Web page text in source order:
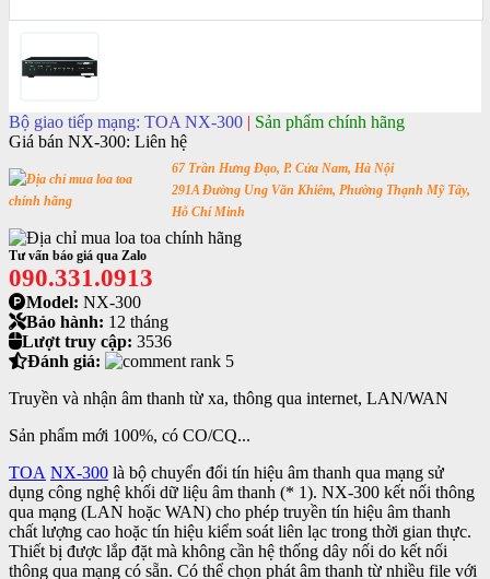
Bộ giao tiếp mạng: TOA NX-300 | Sản phẩm chính hãng
Giá bán NX-300: Liên hệ
67 Trần Hưng Đạo, P. Cửa Nam, Hà Nội
291A Đường Ung Văn Khiêm, Phường Thạnh Mỹ Tây,
Hỗ Chí Minh
Tư vấn báo giá qua Zalo
090.331.0913
Model: NX-300
Bảo hành: 12 tháng
Lượt truy cập: 3536
Đánh giá:
Truyền và nhận âm thanh từ xa, thông qua internet, LAN/WAN
Sản phẩm mới 100%, có CO/CQ...
TOA NX-300 là bộ chuyển đổi tín hiệu âm thanh qua mạng sử
dụng công nghệ khối dữ liệu âm thanh (* 1). NX-300 kết nối thông
qua mạng (LAN hoặc WAN) cho phép truyền tín hiệu âm thanh
chất lượng cao hoặc tín hiệu kiểm soát liên lạc trong thời gian thực.
Thiết bị được lắp đặt mà không cần hệ thống dây nối do kết nối
thông qua mạng có sẵn. Có thể chọn phát âm thanh từ nhiều file với